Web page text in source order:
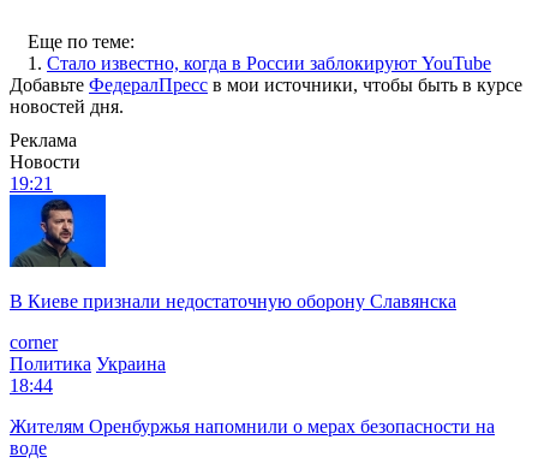
Еще по теме:
1. Стало известно, когда в России заблокируют YouTube
Добавьте ФедералПресс в мои источники, чтобы быть в курсе
новостей дня.
Реклама
Новости
19:21
В Киеве признали недостаточную оборону Славянска
corner
Политика Украина
18:44
Жителям Оренбуржья напомнили о мерах безопасности на
воде